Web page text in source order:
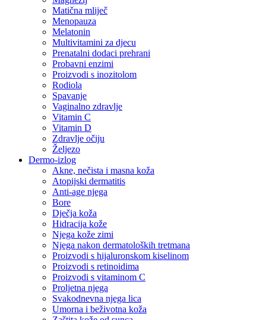
Matična mliječ
Menopauza
Melatonin
Multivitamini za djecu
Prenatalni dodaci prehrani
Probavni enzimi
Proizvodi s inozitolom
Rodiola
Spavanje
Vaginalno zdravlje
Vitamin C
Vitamin D
Zdravlje očiju
Željezo
Dermo-izlog
Akne, nečista i masna koža
Atopijski dermatitis
Anti-age njega
Bore
Dječja koža
Hidracija kože
Njega kože zimi
Njega nakon dermatoloških tretmana
Proizvodi s hijaluronskom kiselinom
Proizvodi s retinoidima
Proizvodi s vitaminom C
Proljetna njega
Svakodnevna njega lica
Umorna i beživotna koža